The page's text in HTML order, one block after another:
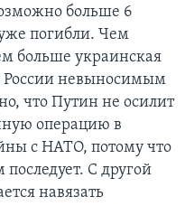
больше 6
погибли. Чем
больше украинская
России невыносимым
что Путин не осилит
операцию в
с НАТО, потому что
С другой
навязать